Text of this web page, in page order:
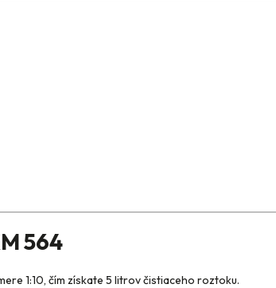
564
1:10, čím získate 5 litrov čistiaceho roztoku.